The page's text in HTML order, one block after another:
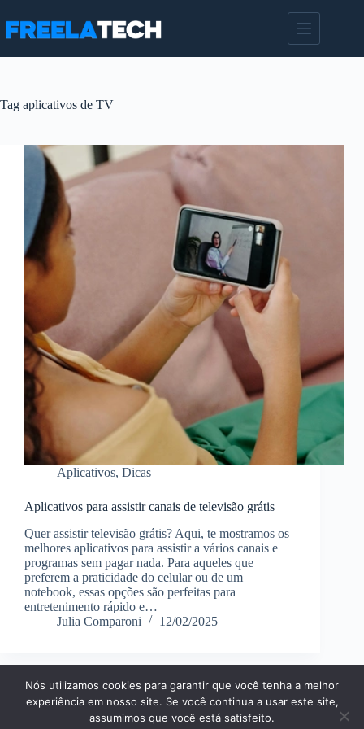
para
Tag aplicativos de TV
Aplicativos, Dicas
Aplicativos para assistir canais de televisão grátis
Quer assistir televisão grátis? Aqui, te mostramos os
melhores aplicativos para assistir a vários canais e
programas sem pagar nada. Para aqueles que
preferem a praticidade do celular ou de um
notebook, essas opções são perfeitas para
entretenimento rápido e…
Julia Comparoni
12/02/2025
Página Inícial Dicas
Aplicativos
Entretenimento
Finanças Notícias
Tecnologia
Nós utilizamos cookies para garantir que você tenha a melhor
experiência em nosso site. Se você continua a usar este site,
assumimos que você está satisfeito.